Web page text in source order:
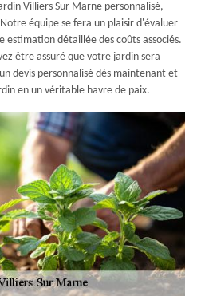
Villiers Sur Marne personnalisé,
équipe se fera un plaisir d'évaluer
détaillée des coûts associés.
être assuré que votre jardin sera
devis personnalisé dès maintenant et
en un véritable havre de paix.